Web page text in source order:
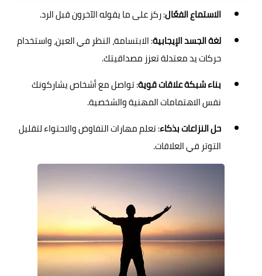
الاستماع الفعّال: ركز على ما يقوله الآخرون قبل الرد.
لغة الجسد الإيجابية: الابتسامة، النظر في العين، واستخدام
حركات يد معتدلة تعزز مصداقيتك.
بناء شبكة علاقات قوية: تواصل مع أشخاص يشاركونك
نفس الاهتمامات المهنية والشخصية.
حل النزاعات بذكاء: تعلم مهارات التفاوض والاحتواء لتقليل
التوتر في العلاقات.